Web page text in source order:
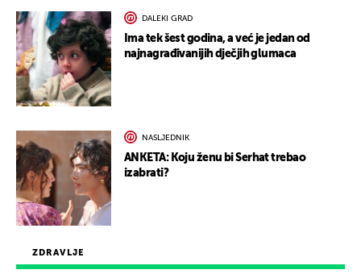
ZDRAVLJE
DALEKI GRAD
Ima tek šest godina, a već je jedan od
najnagrađivanijih dječjih glumaca
NASLJEDNIK
ANKETA: Koju ženu bi Serhat trebao
izabrati?